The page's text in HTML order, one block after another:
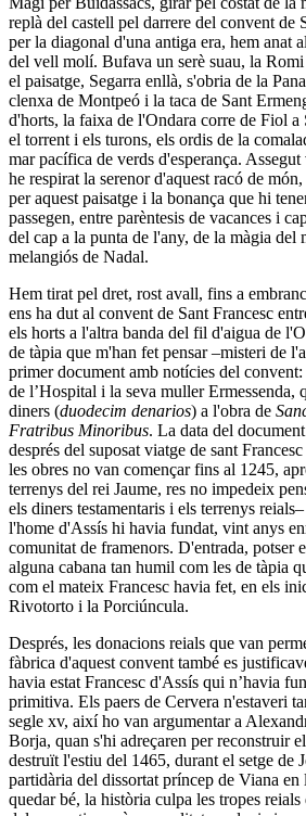
replà del castell pel darrere del convent de
per la diagonal d'una antiga era, hem anat
del vell molí. Bufava un serè suau, la
el paisatge, Segar­ra enllà, s'obria de la
clenxa de Montpeó i la taca de Sant
d'horts, la faixa de l'Ondara corre de Fiol a
el torrent i els turons, els ordis de la
mar pacífica de verds d'esperança.
he respirat la serenor d'aquest racó de
per aquest paisatge i la bonança que hi
passegen, entre parèntesis de vacances i
del cap a la punta de l'any, de la màgia del
melangiós de Nadal.
Hem tirat pel dret, rost avall, fins a
ens ha dut al convent de Sant Francesc
els horts a l'altra banda del fil d'aigua de
de tàpia que m'han fet pensar –misteri de
primer document amb notícies del convent:
de l’Hospital i la seva muller Ermessenda,
diners (duodecim denarios) a l'obra de
Fratribus Minoribus. La data del
després del suposat viat­ge de sant
les obres no van començar fins al 1245,
terrenys del rei Jaume, res no impedeix
els di­ners testamentaris i els terrenys
l'home d'Assís hi havia fundat, vint anys
comunitat de framenors. D'entrada, potser
alguna cabana tan humil com les de tàpia
com el mateix Francesc havia fet, en els
Rivotorto i la Porciúncula.
Després, les donacions reials que van
fàbrica d'aquest convent també es
havia estat Francesc d'Assís qui n’havia
primitiva. Els paers de Cervera n'estaveri
segle xv, així ho van argumentar a
Borja, quan s'hi adreçaren per re­construir
destruït l'estiu del 1465, durant el setge de
partidària del dissortat prín­cep de Viana
quedar bé, la his­tòria culpa les tropes reials